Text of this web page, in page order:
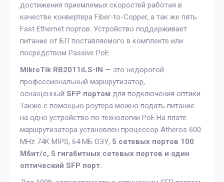
достижения приемлемых скоростей работая в
качестве конвертера Fiber-to-Copper, а так же пять
Fast Ethernet портов. Устройство поддерживает
питание от БП поставляемого в комплекте или
посредством Passive PoE.
MikroTik RB2011iLS-IN — это недорогой
профессиональный маршрутизатор,
оснащенный SFP портом для подключения оптики.
Также с помощью роутера можно подать питание
на одно устройство по технологии PoE.На плате
маршрутизатора установлен процессор Atheros 600
MHz 74K MIPS, 64 МБ ОЗУ, 5 сетевых портов 100
Мбит/с, 5 гигабитных сетевых портов и один
оптический SFP порт.